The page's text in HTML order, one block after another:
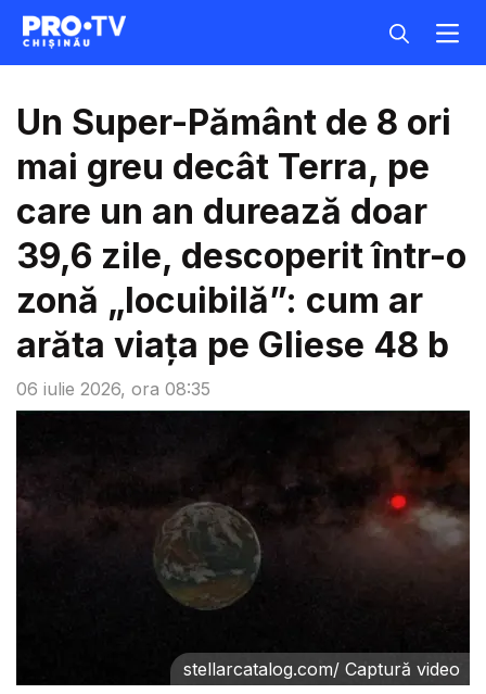
06 iulie 2026, ora 08:35
Un Super-Pământ de 8 ori
mai greu decât Terra, pe
care un an durează doar
39,6 zile, descoperit într-o
zonă „locuibilă”: cum ar
arăta viața pe Gliese 48 b
stellarcatalog.com/ Captură video